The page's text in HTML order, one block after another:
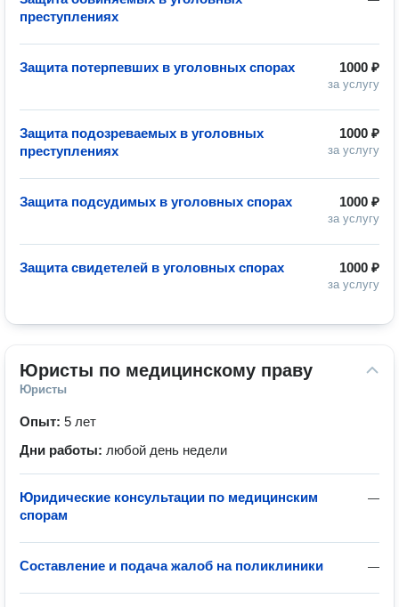
преступлениях
1000 ₽
за услугу
Защита потерпевших в уголовных спорах
1000 ₽
за услугу
Защита подозреваемых в уголовных
преступлениях
1000 ₽
за услугу
Защита подсудимых в уголовных спорах
1000 ₽
за услугу
Защита свидетелей в уголовных спорах
Юристы по медицинскому праву
Юристы
Опыт: 5 лет
Дни работы: любой день недели
—
Юридические консультации по медицинским
спорам
—
Составление и подача жалоб на поликлиники